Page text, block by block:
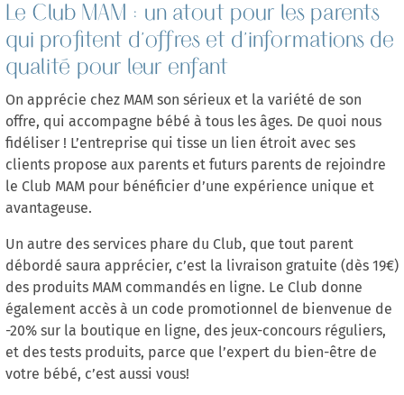
Le Club MAM : un atout pour les parents
qui profitent d’offres et d’informations de
qualité pour leur enfant
On apprécie chez MAM son sérieux et la variété de son
offre, qui accompagne bébé à tous les âges. De quoi nous
fidéliser ! L’entreprise qui tisse un lien étroit avec ses
clients propose aux parents et futurs parents de rejoindre
le Club MAM pour bénéficier d’une expérience unique et
avantageuse.
Un autre des services phare du Club, que tout parent
débordé saura apprécier, c’est la livraison gratuite (dès 19€)
des produits MAM commandés en ligne. Le Club donne
également accès à un code promotionnel de bienvenue de
-20% sur la boutique en ligne, des jeux-concours réguliers,
et des tests produits, parce que l’expert du bien-être de
votre bébé, c’est aussi vous!